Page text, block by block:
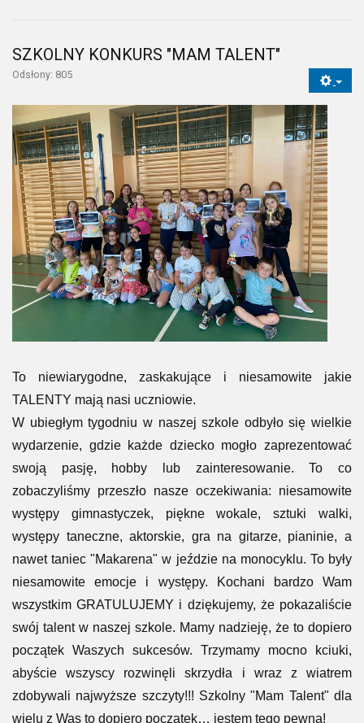
SZKOLNY KONKURS "MAM TALENT"
Odsłony: 805
To niewiarygodne, zaskakujące i niesamowite jakie
TALENTY mają nasi uczniowie.
W ubiegłym tygodniu w naszej szkole odbyło się wielkie
wydarzenie, gdzie każde dziecko mogło zaprezentować
swoją pasję, hobby lub zainteresowanie. To co
zobaczyliśmy przeszło nasze oczekiwania: niesamowite
występy gimnastyczek, piękne wokale, sztuki walki,
występy taneczne, aktorskie, gra na gitarze, pianinie, a
nawet taniec "Makarena" w jeździe na monocyklu. To były
niesamowite emocje i występy. Kochani bardzo Wam
wszystkim GRATULUJEMY i dziękujemy, że pokazaliście
swój talent w naszej szkole. Mamy nadzieję, że to dopiero
początek Waszych sukcesów. Trzymamy mocno kciuki,
abyście wszyscy rozwinęli skrzydła i wraz z wiatrem
zdobywali najwyższe szczyty!!! Szkolny "Mam Talent" dla
wielu z Was to dopiero początek… jestem tego pewna!